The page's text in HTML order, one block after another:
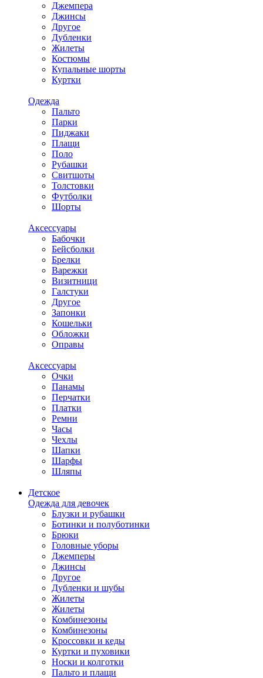
Джемпера
Джинсы
Другое
Дубленки
Жилеты
Костюмы
Купальные шорты
Куртки
Одежда
Пальто
Парки
Пиджаки
Плащи
Поло
Рубашки
Свитшоты
Толстовки
Футболки
Шорты
Аксессуары
Бабочки
Бейсболки
Брелки
Варежки
Визитници
Галстуки
Другое
Запонки
Кошельки
Обложки
Оправы
Аксессуары
Очки
Панамы
Перчатки
Платки
Ремни
Часы
Чехлы
Шапки
Шарфы
Шляпы
Детское
Одежда для девочек
Блузки и рубашки
Ботинки и полуботинки
Брюки
Головные уборы
Джемперы
Джинсы
Другое
Дубленки и шубы
Жилеты
Жилеты
Комбинезоны
Комбинезоны
Кроссовки и кеды
Куртки и пуховики
Носки и колготки
Пальто и плащи